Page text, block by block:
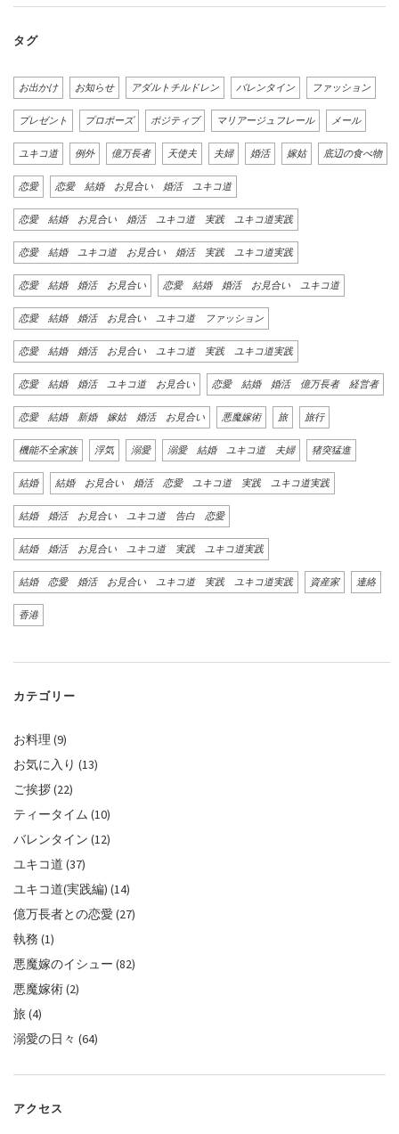
タグ
お出かけ お知らせ アダルトチルドレン バレンタイン ファッション
プレゼント プロポーズ ポジティブ マリアージュフレール メール
ユキコ道 例外 億万長者 天使夫 夫婦 婚活 嫁姑 底辺の食べ物
恋愛 恋愛 結婚 お見合い 婚活 ユキコ道
恋愛 結婚 お見合い 婚活 ユキコ道 実践 ユキコ道実践
恋愛 結婚 ユキコ道 お見合い 婚活 実践 ユキコ道実践
恋愛 結婚 婚活 お見合い 恋愛 結婚 婚活 お見合い ユキコ道
恋愛 結婚 婚活 お見合い ユキコ道 ファッション
恋愛 結婚 婚活 お見合い ユキコ道 実践 ユキコ道実践
恋愛 結婚 婚活 ユキコ道 お見合い 恋愛 結婚 婚活 億万長者 経営者
恋愛 結婚 新婚 嫁姑 婚活 お見合い 悪魔嫁術 旅 旅行
機能不全家族 浮気 溺愛 溺愛 結婚 ユキコ道 夫婦 猪突猛進
結婚 結婚 お見合い 婚活 恋愛 ユキコ道 実践 ユキコ道実践
結婚 婚活 お見合い ユキコ道 告白 恋愛
結婚 婚活 お見合い ユキコ道 実践 ユキコ道実践
結婚 恋愛 婚活 お見合い ユキコ道 実践 ユキコ道実践 資産家 連絡
香港
カテゴリー
お料理 (9)
お気に入り (13)
ご挨拶(22)
ティータイム (10)
バレンタイン (12)
ユキコ道 (37)
ユキコ道(実践編) (14)
億万長者との恋愛 (27)
執務 (1)
悪魔嫁のイシュー (82)
悪魔嫁術(2)
旅 (4)
溺愛の日々 (64)
アクセス